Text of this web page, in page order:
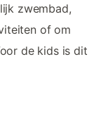
zwembad,
of om
de kids is dit